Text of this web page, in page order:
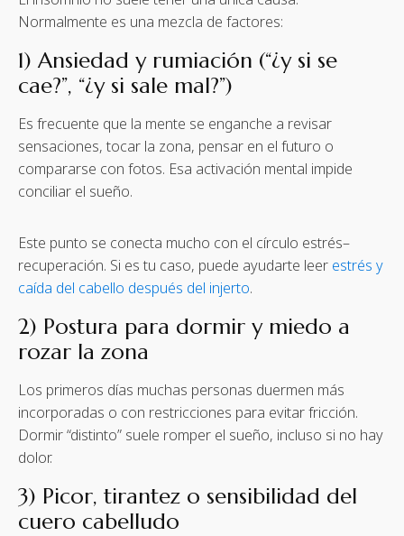
Normalmente es una mezcla de factores:
1) Ansiedad y rumiación (“¿y si se
cae?”, “¿y si sale mal?”)
Es frecuente que la mente se enganche a revisar
sensaciones, tocar la zona, pensar en el futuro o
compararse con fotos. Esa activación mental impide
conciliar el sueño.
Este punto se conecta mucho con el círculo estrés–
recuperación. Si es tu caso, puede ayudarte leer estrés y
caída del cabello después del injerto.
2) Postura para dormir y miedo a
rozar la zona
Los primeros días muchas personas duermen más
incorporadas o con restricciones para evitar fricción.
Dormir “distinto” suele romper el sueño, incluso si no hay
dolor.
3) Picor, tirantez o sensibilidad del
cuero cabelludo